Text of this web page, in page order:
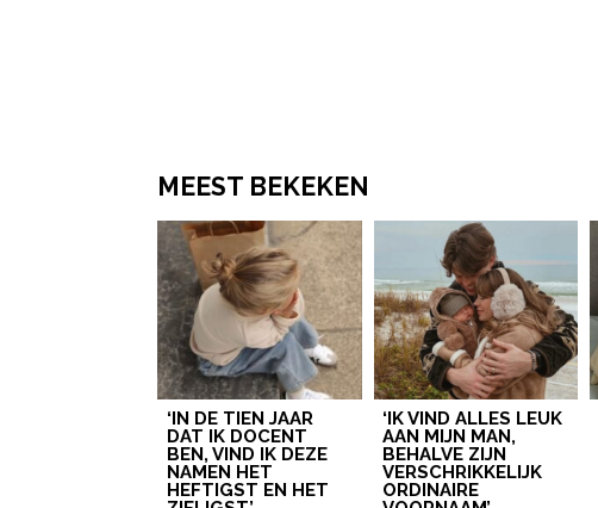
MEEST BEKEKEN
‘IN DE TIEN JAAR
DAT IK DOCENT
BEN, VIND IK DEZE
NAMEN HET
HEFTIGST EN HET
‘IK VIND ALLES LEUK
AAN MIJN MAN,
BEHALVE ZIJN
VERSCHRIKKELIJK
ORDINAIRE